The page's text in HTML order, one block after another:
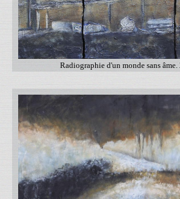
Radiographie d'un monde sans